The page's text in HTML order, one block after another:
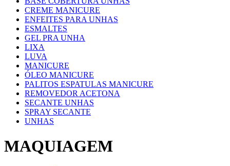
CREME MANICURE
ENFEITES PARA UNHAS
ESMALTES
GEL PRA UNHA
LIXA
LUVA
MANICURE
ÓLEO MANICURE
PALITOS ESPATULAS MANICURE
REMOVEDOR ACETONA
SECANTE UNHAS
SPRAY SECANTE
UNHAS
MAQUIAGEM